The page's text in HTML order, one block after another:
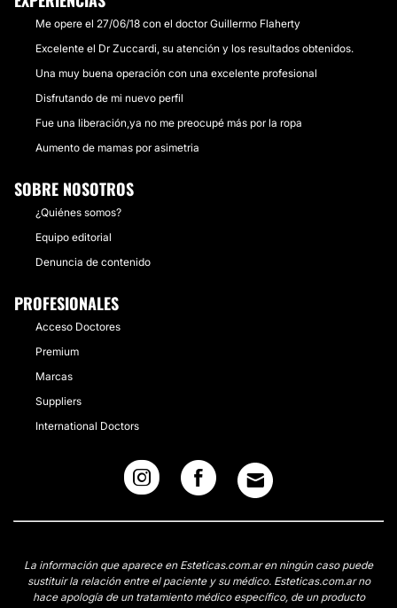
Me opere el 27/06/18 con el doctor Guillermo Flaherty
Excelente el Dr Zuccardi, su atención y los resultados obtenidos.
Una muy buena operación con una excelente profesional
Disfrutando de mi nuevo perfil
Fue una liberación,ya no me preocupé más por la ropa
Aumento de mamas por asimetria
SOBRE NOSOTROS
¿Quiénes somos?
Equipo editorial
Denuncia de contenido
PROFESIONALES
Acceso Doctores
Premium
Marcas
Suppliers
International Doctors
La información que aparece en Esteticas.com.ar en ningún caso puede
sustituir la relación entre el paciente y su médico. Esteticas.com.ar no
hace apología de un tratamiento médico específico, de un producto